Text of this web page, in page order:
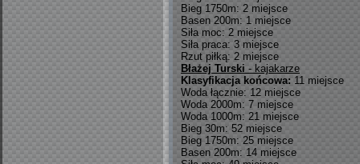
Bieg 1750m: 2 miejsce
Basen 200m: 1 miejsce
Siła moc: 2 miejsce
Siła praca: 3 miejsce
Rzut piłką: 2 miejsce
Błażej Turski - kajakarze
Klasyfikacja końcowa: 11 miejsce
Woda łącznie: 12 miejsce
Woda 2000m: 7 miejsce
Woda 1000m: 21 miejsce
Bieg 30m: 52 miejsce
Bieg 1750m: 25 miejsce
Basen 200m: 14 miejsce